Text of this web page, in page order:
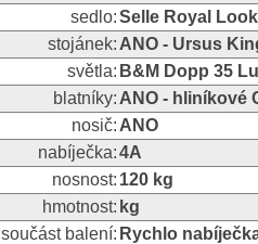
sedlo:Selle Royal
stojánek: ANO - Ursus
světla: B&M Dopp 35
blatníky: ANO - hliníkové
nosič: ANO
nabíječka:4A
nosnost: 120 kg
hmotnost: kg
součást balení: Rychlo